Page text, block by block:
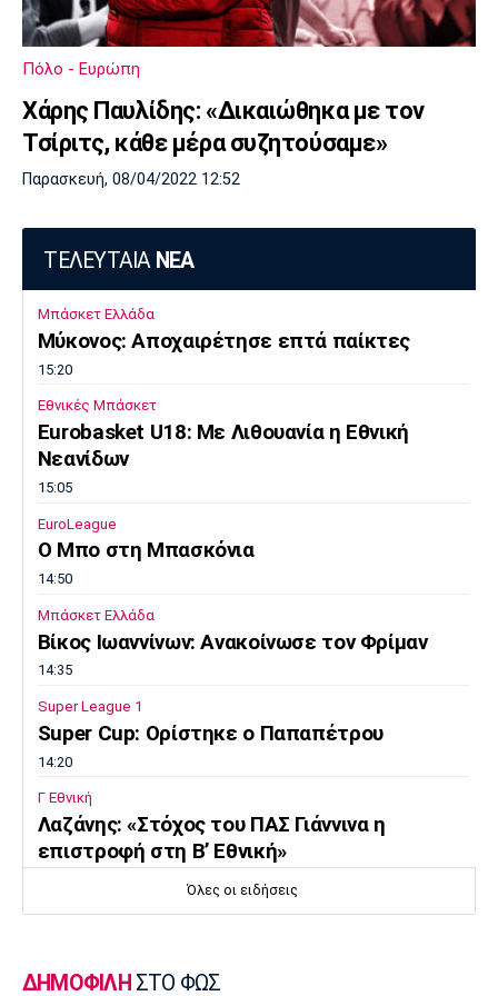
Λίβερπουλ
Μάντσεστερ
Σίτι
Γιουβέντους
Ίντερ Μίλαν Μπάγερν
Μπορούσια
Μονακό
Πόλο - Ευρώπη
Χάρης Παυλίδης: «Δικαιώθηκα με τον
Τσίριτς, κάθε μέρα συζητούσαμε»
Παρασκευή, 08/04/2022 12:52
ΤΕΛΕΥΤΑΙΑ ΝΕΑ
Μπάσκετ Ελλάδα
Μύκονος: Αποχαιρέτησε επτά παίκτες
15:20
Εθνικές Μπάσκετ
Eurobasket U18: Με Λιθουανία η Εθνική
Νεανίδων
15:05
EuroLeague
Ο Μπο στη Μπασκόνια
14:50
Μπάσκετ Ελλάδα
Βίκος Ιωαννίνων: Ανακοίνωσε τον Φρίμαν
14:35
Super League 1
Super Cup: Ορίστηκε ο Παπαπέτρου
14:20
Γ Εθνική
Λαζάνης: «Στόχος του ΠΑΣ Γιάννινα η
επιστροφή στη Β’ Εθνική»
Εθνικές Μπάσκετ
13:50
Όλες οι ειδήσεις
ΔΗΜΟΦΙΛΗ ΣΤΟ ΦΩΣ